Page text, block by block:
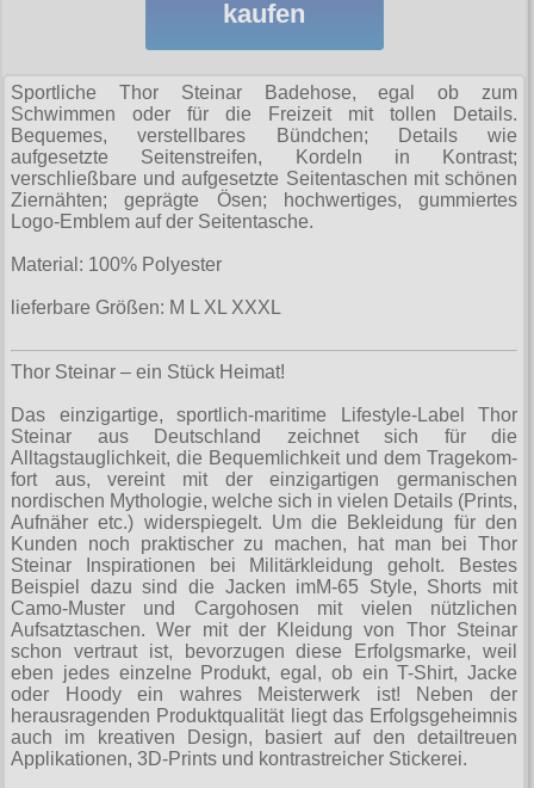
T-Shirts
Tanktops
Taschen
Verschiedenes
Windjacken
Ostdeutschland
Straßenkampf
Sturmhauben
Sweats
Ultras
Hemden
Polos
Sweats
T-Shirts
Gratis
Hosen
Jacken
Sweats
Girlshirts
Sweats
T-Shirts
Ultima Thule
Verschiedenes
alle Artikel
Girlshirts
Hosen
Jacken
Sweats
T-Shirts (Fun)
T-Shirts (Fussball)
T-Shirts (KFZ)
Verschiedenes
Rock N Roll
fürs Bein
Girljacken
Girlshirts
Kleider
Männerjacken
Mützen
Röcke
T-Shirts
Taschen
Verschiedenes
Lucky 13
alle Artikel
Girls
Hosen
Kopfbedeckung
T-Shirts & Pullover
Taschen Rucksäcke
Verschiedenes
Security
alle Artikel
Handschuhe
Jacken
Verschiedenes
Motiv-Shirts
Tattoo Shirts
Toxico
Donkey
Fliegerjacken
Harrington
Verschiedenes
Schuhe & Boots
alle Artikel
New Balance
Sonstige Boots
Steel Boots
TUK
Verschiedene
Zubehör
Schmuck
alle Artikel
Anhänger
Aufkleber
Aufnäher
Gürtelschnallen
Ketten
Nieten
Rune Charms
Thorhammer
Verschiedenes
alle Artikel
Fahnen
Verschiedenes
Größen
S
M
L
XL
XXL
XXXL
Infos
Marken
Alpha Industries
Everlast USA
Lonsdale London
Pit Bull
Thor Steinar
Warenkorb ( 0 | 0.00 € )
--------------
gesamt: 0.00 €
Social Media:
kaufen
Sportliche Thor Steinar Badehose, egal ob zum
Schwimmen oder für die Freizeit mit tollen Details.
Bequemes, verstellbares Bündchen; Details wie
aufgesetzte Seitenstreifen, Kordeln in Kontrast;
verschließbare und aufgesetzte Seitentaschen mit schönen
Ziernähten; geprägte Ösen; hochwertiges, gummiertes
Logo-Emblem auf der Seitentasche.
Material: 100% Polyester
lieferbare Größen: M L XL XXXL
Thor Steinar – ein Stück Heimat!
Das einzigartige, sportlich-maritime Lifestyle-Label Thor
Steinar aus Deutschland zeichnet sich für die
Alltagstauglichkeit, die Bequemlichkeit und dem Tra­ge­kom­
fort aus, vereint mit der einzigartigen germanischen
nordischen Mythologie, welche sich in vielen Details (Prints,
Aufnäher etc.) widerspiegelt. Um die Bekleidung für den
Kunden noch praktischer zu machen, hat man bei Thor
Steinar Inspirationen bei Militärkleidung geholt. Bestes
Beispiel dazu sind die Jacken imМ-65 Style, Shorts mit
Camo-Muster und Cargohosen mit vielen nützlichen
Aufsatztaschen. Wer mit der Kleidung von Thor Steinar
schon vertraut ist, bevorzugen diese Erfolgsmarke, weil
eben jedes einzelne Produkt, egal, ob ein T-Shirt, Jacke
oder Hoody ein wahres Meisterwerk ist! Neben der
herausragenden Produktqualität liegt das Erfolgsgeheimnis
auch im kreativen Design, basiert auf den detailtreuen
Applikationen, 3D-Prints und kontrastreicher Stickerei.